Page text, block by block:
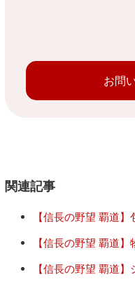
お問
関連記事
【信長の野望 覇道
【信長の野望 覇道
【信長の野望 覇道